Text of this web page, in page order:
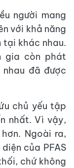
người mang
với khả năng
khác nhau.
gia còn phát
nhau đã được
chủ yếu tập
nhất. Vì vậy,
Ngoài ra,
của PFAS
chứ không